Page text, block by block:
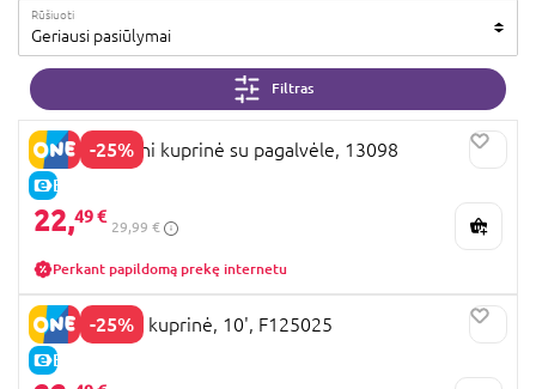
Rūšiuoti
Geriausi pasiūlymai
Filtras
-25%
E-KAINA
PERLETTI Mini kuprinė su pagalvėle, 13098
22,49 €
29,99 €
Perkant papildomą prekę internetu
-25%
E-KAINA
HELLO KITTY kuprinė, 10', F125025